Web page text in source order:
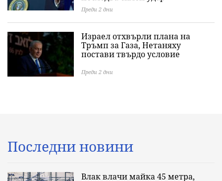
Преди 2 дни
Израел отхвърли плана на
Тръмп за Газа, Нетаняху
постави твърдо условие
Преди 2 дни
Последни новини
Влак влачи майка 45 метра,